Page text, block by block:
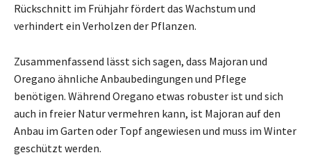
Rückschnitt im Frühjahr fördert das Wachstum und
verhindert ein Verholzen der Pflanzen.
Zusammenfassend lässt sich sagen, dass Majoran und
Oregano ähnliche Anbaubedingungen und Pflege
benötigen. Während Oregano etwas robuster ist und sich
auch in freier Natur vermehren kann, ist Majoran auf den
Anbau im Garten oder Topf angewiesen und muss im Winter
geschützt werden.